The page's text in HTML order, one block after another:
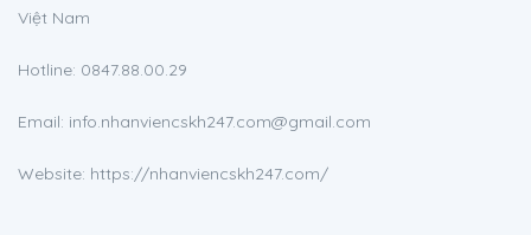
Việt Nam
Hotline: 0847.88.00.29
Email: info.nhanviencskh247.com@gmail.com
Website: https://nhanviencskh247.com/